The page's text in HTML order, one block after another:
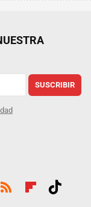
SUSCRIBIR